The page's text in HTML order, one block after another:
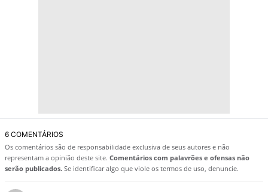
6 COMENTÁRIOS
Os comentários são de responsabilidade exclusiva de seus autores e não
representam a opinião deste site. Comentários com palavrões e ofensas não
serão publicados. Se identificar algo que viole os termos de uso, denuncie.